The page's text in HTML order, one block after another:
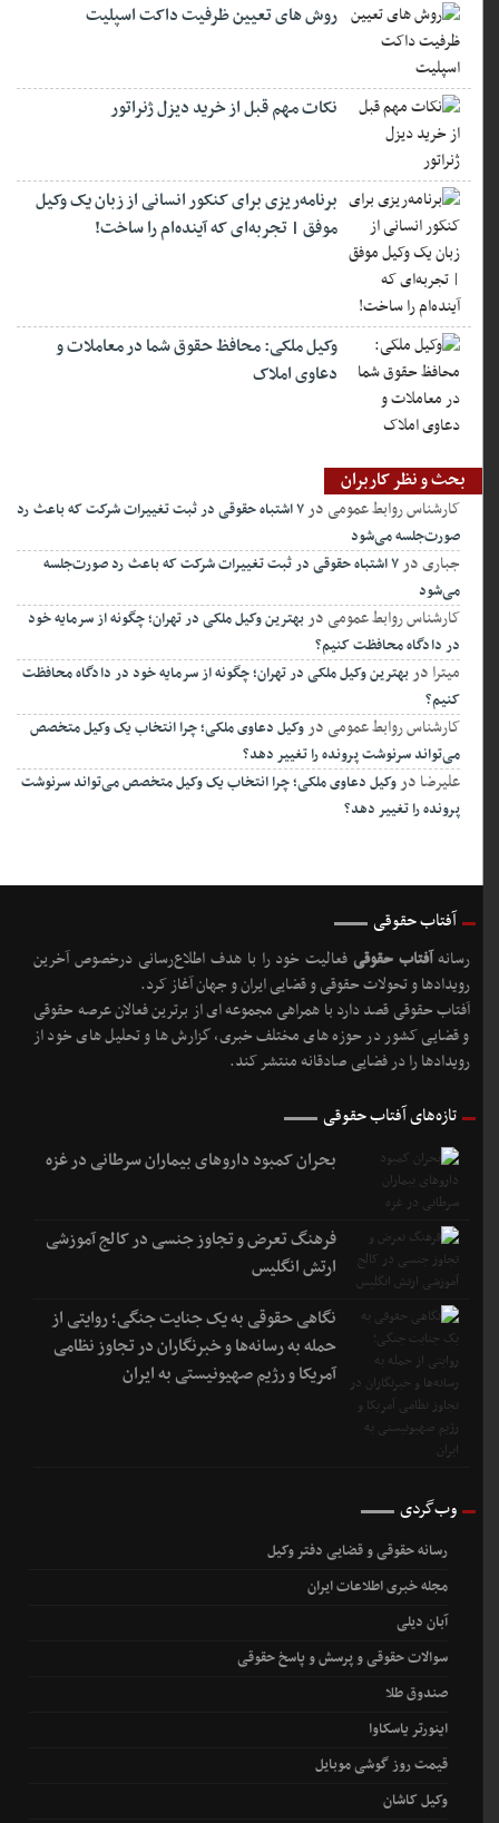
روش های تعیین ظرفیت داکت اسپلیت
نکات مهم قبل از خرید دیزل ژنراتور
برنامه‌ریزی برای کنکور انسانی از زبان یک وکیل
موفق | تجربه‌ای که آینده‌ام را ساخت!
وکیل ملکی: محافظ حقوق شما در معاملات و
دعاوی املاک
بحث و نظر کاربران
کارشناس روابط عمومیدر ۷ اشتباه حقوقی در ثبت تغییرات شرکت که باعث رد
صورت‌جلسه می‌شود
جباریدر ۷ اشتباه حقوقی در ثبت تغییرات شرکت که باعث رد صورت‌جلسه
می‌شود
کارشناس روابط عمومیدربهترین وکیل ملکی در تهران؛ چگونه از سرمایه خود
در دادگاه محافظت کنیم؟
میترادربهترین وکیل ملکی در تهران؛ چگونه از سرمایه خود در دادگاه محافظت
کنیم؟
کارشناس روابط عمومیدروکیل دعاوی ملکی؛ چرا انتخاب یک وکیل متخصص
می‌تواند سرنوشت پرونده را تغییر دهد؟
علیرضادروکیل دعاوی ملکی؛ چرا انتخاب یک وکیل متخصص می‌تواند سرنوشت
پرونده را تغییر دهد؟
آفتاب حقوقی
رسانهآفتاب حقوقیفعالیت خود را با هدف اطلاع‌رسانی درخصوص آخرین
رویدادها و تحولات حقوقی و قضایی ایران و جهان آغاز کرد.
آفتاب حقوقی قصد دارد با همراهی مجموعه ای از برترین فعالان عرصه حقوقی
و قضایی کشور در حوزه های مختلف خبری، گزارش ها و تحلیل های خود از
رویدادها را در فضایی صادقانه منتشر کند.
تازه‌های آفتاب حقوقی
بحران کمبود دارو‌های بیماران سرطانی در غزه
فرهنگ تعرض و تجاوز جنسی در کالج آموزشی
ارتش انگلیس
نگاهی حقوقی به یک جنایت جنگی؛ روایتی از
حمله به رسانه‌ها و خبرنگاران در تجاوز نظامی
آمریکا و رژیم صهیونیستی به ایران
وب‌گردی
رسانه حقوقی و قضایی دفتر وکیل
مجله خبری اطلاعات ایران
آبان دیلی
سوالات حقوقی و پرسش و پاسخ حقوقی
صندوق طلا
اینورتر یاسکاوا
قیمت روز گوشی موبایل
وکیل کاشان